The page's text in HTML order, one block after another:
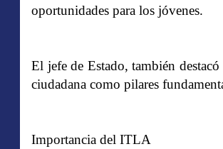
oportunidades para los jóvenes.
El jefe de Estado, también
ciudadana como pilares
Importancia del ITLA